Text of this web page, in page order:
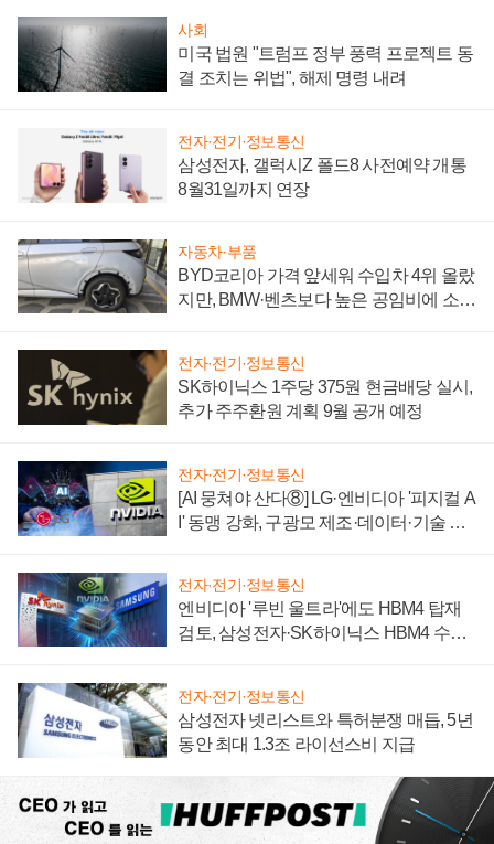
사회
미국 법원 "트럼프 정부 풍력 프로젝트 동
결 조치는 위법", 해제 명령 내려
전자·전기·정보통신
삼성전자, 갤럭시Z 폴드8 사전예약 개통
8월31일까지 연장
자동차·부품
BYD코리아 가격 앞세워 수입차 4위 올랐
지만, BMW·벤츠보다 높은 공임비에 소비
전자·전기·정보통신
SK하이닉스 1주당 375원 현금배당 실시,
추가 주주환원 계획 9월 공개 예정
전자·전기·정보통신
[AI 뭉쳐야 산다⑧] LG·엔비디아 '피지컬 A
I' 동맹 강화, 구광모 제조·데이터·기술 결
전자·전기·정보통신
엔비디아 '루빈 울트라'에도 HBM4 탑재
검토, 삼성전자·SK하이닉스 HBM4 수율
전자·전기·정보통신
삼성전자 넷리스트와 특허분쟁 매듭, 5년
동안 최대 1.3조 라이선스비 지급